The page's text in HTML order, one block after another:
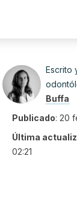
Escrito
Buffa
Publicado: 20
Última
02:21